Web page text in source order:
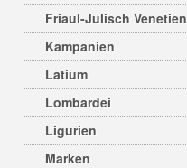
Friaul-Julisch Venetien
Kampanien
Latium
Lombardei
Ligurien
Marken